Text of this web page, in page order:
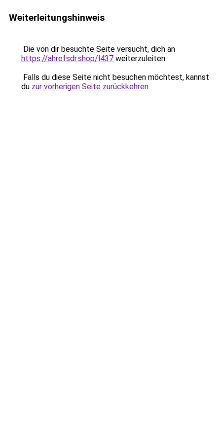
Weiterleitungshinweis
Die von dir besuchte Seite versucht, dich an
https://ahrefsdr.shop/l437 weiterzuleiten.
Falls du diese Seite nicht besuchen möchtest, kannst
du zur vorherigen Seite zurückkehren.